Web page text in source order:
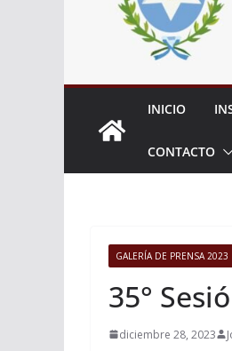
INICIO
CONTACTO
GALERÍA DE PRENSA 2023
35°
diciembre 28, 2023